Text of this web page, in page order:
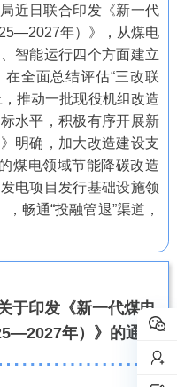
近日联合印发《新一代
年）》，从煤电
智能运行四个方面建立
全面总结评估“三改联
推动一批现役机组改造
水平，积极有序开展新
明确，加大改造建设支
煤电领域节能降碳改造
电项目发行基础设施领
畅通“投融管退”渠道，
于印发 《新一代煤电
年）》的通知